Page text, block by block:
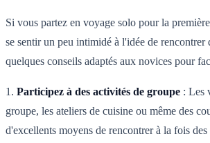
Si vous partez en voyage solo pour la
se sentir un peu intimidé à l'idée de rencontrer
quelques conseils adaptés aux novices pour
1. Participez à des activités de groupe : Les
groupe, les ateliers de cuisine ou même des
d'excellents moyens de rencontrer à la fois des